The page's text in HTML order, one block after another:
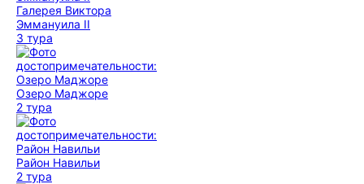
Галерея Виктора
Эммануила II
3 тура
Озеро Маджоре
2 тура
Район Навильи
2 тура